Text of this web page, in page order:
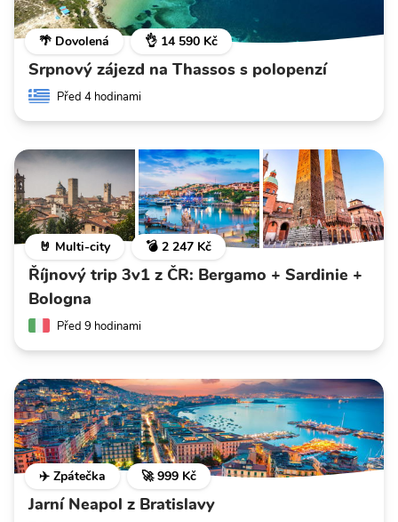
🌴 Dovolená 👌 14 590 Kč
Srpnový zájezd na Thassos s polopenzí
Před 4 hodinami
🤘 Multi-city 💣 2 247 Kč
Říjnový trip 3v1 z ČR: Bergamo + Sardinie +
Bologna
Před 9 hodinami
✈️ Zpátečka 🚀 999 Kč
Jarní Neapol z Bratislavy